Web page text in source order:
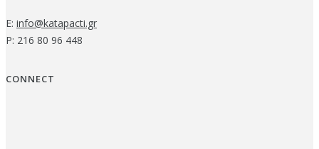
E: info@katapacti.gr
P: 216 80 96 448
CONNECT